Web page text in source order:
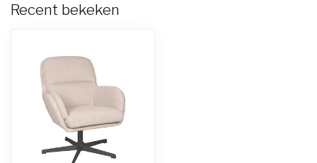
Recent bekeken